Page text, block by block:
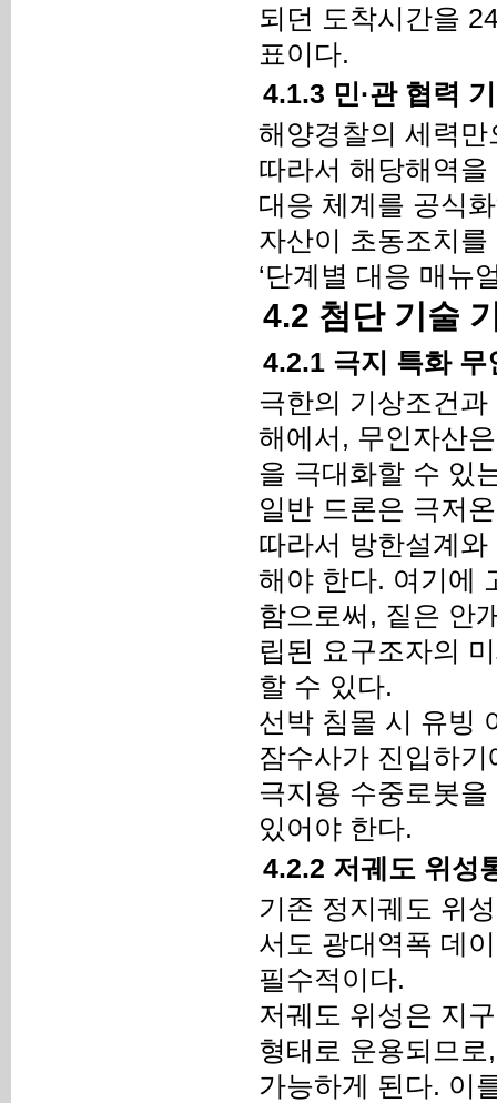
되던 도착시간을
표이다.
4.1.3 민·관 협력
해양경찰의 세력
따라서 해당해역
대응 체계를 공식
자산이 초동조치
‘단계별 대응 매뉴
4.2 첨단 기술
4.2.1 극지 특화
극한의 기상조건
해에서, 무인자산
을 극대화할 수 있
일반 드론은 극저
따라서 방한설계
해야 한다. 여기에
함으로써, 짙은 안
립된 요구조자의
할 수 있다.
선박 침몰 시 유빙
잠수사가 진입하
극지용 수중로봇
있어야 한다.
4.2.2 저궤도 위성
기존 정지궤도 위
서도 광대역폭 데
필수적이다.
저궤도 위성은 지
형태로 운용되므
가능하게 된다. 이